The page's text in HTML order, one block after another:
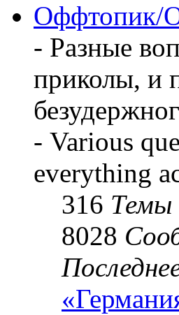
Оффтопик/
- Разные
приколы, и
- Various
everything
316 Темы
8028